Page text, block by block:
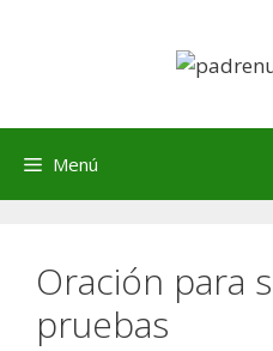
Menú
Oración para
pruebas